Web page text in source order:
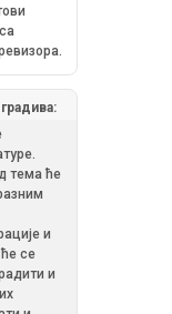
тема ће
и
се
и